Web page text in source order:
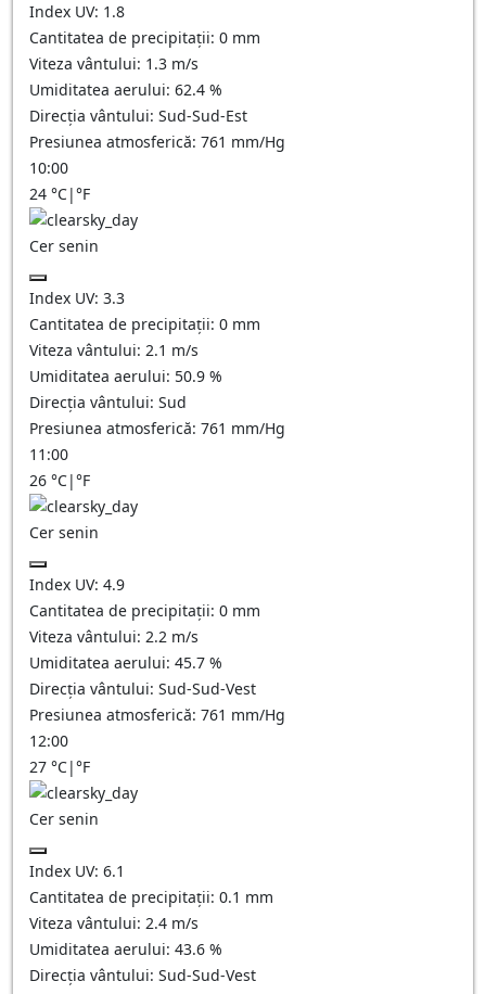
Index UV: 1.8
Cantitatea de precipitații: 0 mm
Viteza vântului: 1.3 m/s
Umiditatea aerului: 62.4 %
Direcția vântului: Sud-Sud-Est
Presiunea atmosferică: 761 mm/Hg
10:00
24 °C|°F
Cer senin
Index UV: 3.3
Cantitatea de precipitații: 0 mm
Viteza vântului: 2.1 m/s
Umiditatea aerului: 50.9 %
Direcția vântului: Sud
Presiunea atmosferică: 761 mm/Hg
11:00
26 °C|°F
Cer senin
Index UV: 4.9
Cantitatea de precipitații: 0 mm
Viteza vântului: 2.2 m/s
Umiditatea aerului: 45.7 %
Direcția vântului: Sud-Sud-Vest
Presiunea atmosferică: 761 mm/Hg
12:00
27 °C|°F
Cer senin
Index UV: 6.1
Cantitatea de precipitații: 0.1 mm
Viteza vântului: 2.4 m/s
Umiditatea aerului: 43.6 %
Direcția vântului: Sud-Sud-Vest